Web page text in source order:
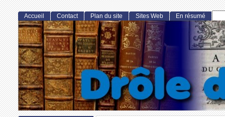
Accueil Contact Plan du site Sites Web En résumé